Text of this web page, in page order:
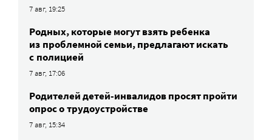
7 авг, 19:25
Родных, которые могут взять ребенка
из проблемной семьи, предлагают искать
с полицией
7 авг, 17:06
Родителей детей-инвалидов просят пройти
опрос о трудоустройстве
7 авг, 15:34